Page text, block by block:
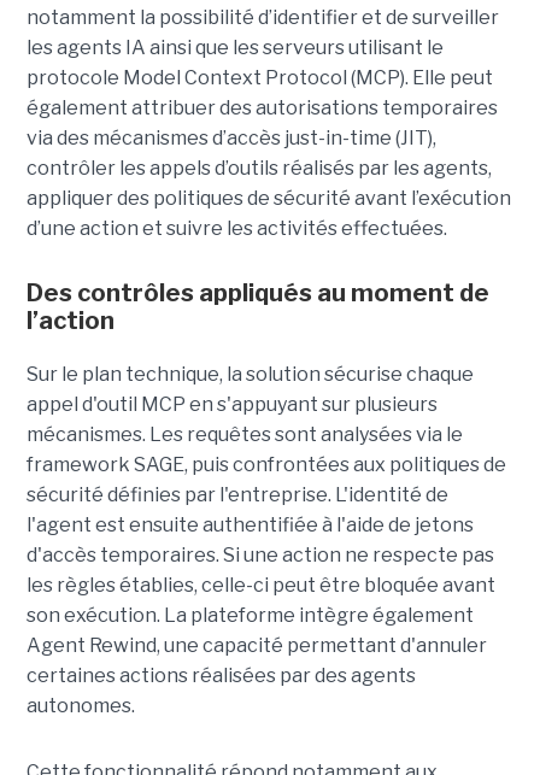
notamment la possibilité d’identifier et de surveiller
les agents IA ainsi que les serveurs utilisant le
protocole Model Context Protocol (MCP). Elle peut
également attribuer des autorisations temporaires
via des mécanismes d’accès just-in-time (JIT),
contrôler les appels d’outils réalisés par les agents,
appliquer des politiques de sécurité avant l’exécution
d’une action et suivre les activités effectuées.
Des contrôles appliqués au moment de
l’action
Sur le plan technique, la solution sécurise chaque
appel d'outil MCP en s'appuyant sur plusieurs
mécanismes. Les requêtes sont analysées via le
framework SAGE, puis confrontées aux politiques de
sécurité définies par l'entreprise. L'identité de
l'agent est ensuite authentifiée à l'aide de jetons
d'accès temporaires. Si une action ne respecte pas
les règles établies, celle-ci peut être bloquée avant
son exécution. La plateforme intègre également
Agent Rewind, une capacité permettant d'annuler
certaines actions réalisées par des agents
autonomes.